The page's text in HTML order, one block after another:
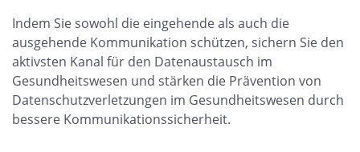
Indem Sie sowohl die eingehende als auch die
ausgehende Kommunikation schützen, sichern Sie den
aktivsten Kanal für den Datenaustausch im
Gesundheitswesen und stärken die Prävention von
Datenschutzverletzungen im Gesundheitswesen durch
bessere Kommunikationssicherheit.